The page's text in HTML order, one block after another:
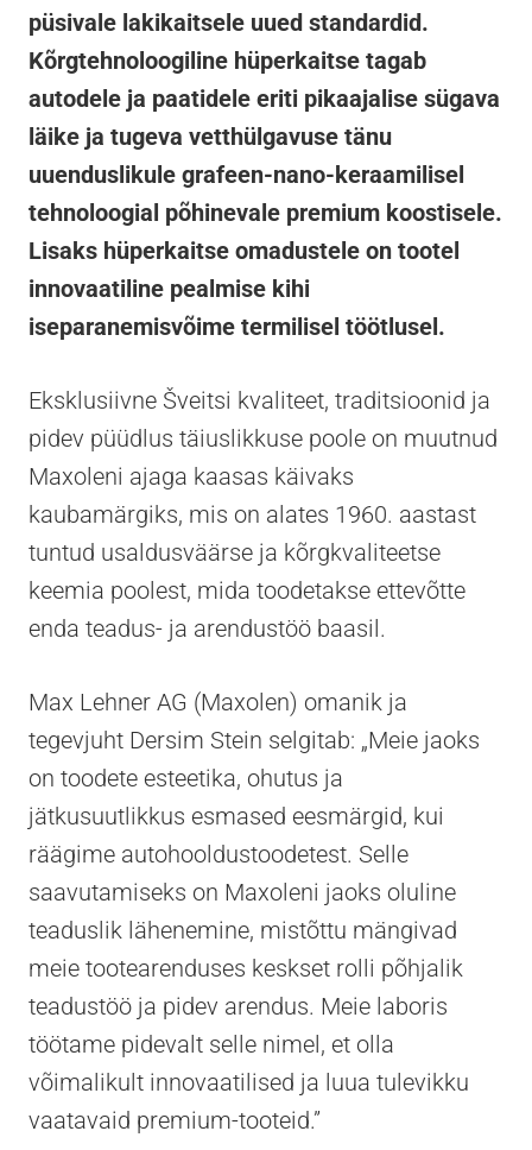
püsivale lakikaitsele uued standardid.
Kõrgtehnoloogiline hüperkaitse tagab
autodele ja paatidele eriti pikaajalise sügava
läike ja tugeva vetthülgavuse tänu
uuenduslikule grafeen-nano-keraamilisel
tehnoloogial põhinevale premium koostisele.
Lisaks hüperkaitse omadustele on tootel
innovaatiline pealmise kihi
iseparanemisvõime termilisel töötlusel.
Eksklusiivne Šveitsi kvaliteet, traditsioonid ja
pidev püüdlus täiuslikkuse poole on muutnud
Maxoleni ajaga kaasas käivaks
kaubamärgiks, mis on alates 1960. aastast
tuntud usaldusväärse ja kõrgkvaliteetse
keemia poolest, mida toodetakse ettevõtte
enda teadus- ja arendustöö baasil.
Max Lehner AG (Maxolen) omanik ja
tegevjuht Dersim Stein selgitab: „Meie jaoks
on toodete esteetika, ohutus ja
jätkusuutlikkus esmased eesmärgid, kui
räägime autohooldustoodetest. Selle
saavutamiseks on Maxoleni jaoks oluline
teaduslik lähenemine, mistõttu mängivad
meie tootearenduses keskset rolli põhjalik
teadustöö ja pidev arendus. Meie laboris
töötame pidevalt selle nimel, et olla
võimalikult innovaatilised ja luua tulevikku
vaatavaid premium-tooteid.”